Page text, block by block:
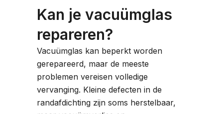
Kan je vacuümglas
repareren?
Vacuümglas kan beperkt worden
gerepareerd, maar de meeste
problemen vereisen volledige
vervanging. Kleine defecten in de
randafdichting zijn soms herstelbaar,